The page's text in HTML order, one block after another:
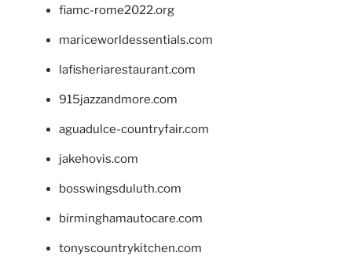
fiamc-rome2022.org
mariceworldessentials.com
lafisheriarestaurant.com
915jazzandmore.com
aguadulce-countryfair.com
jakehovis.com
bosswingsduluth.com
birminghamautocare.com
tonyscountrykitchen.com